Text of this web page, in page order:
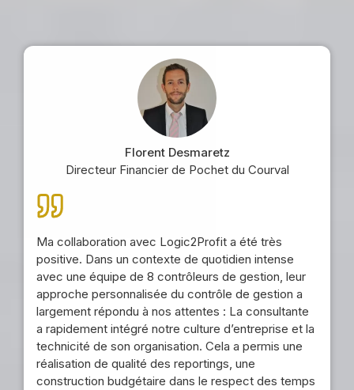
Florent Desmaretz
Directeur Financier de Pochet du Courval
Ma collaboration avec Logic2Profit a été très
positive. Dans un contexte de quotidien intense
avec une équipe de 8 contrôleurs de gestion, leur
approche personnalisée du contrôle de gestion a
largement répondu à nos attentes : La consultante
a rapidement intégré notre culture d’entreprise et la
technicité de son organisation. Cela a permis une
réalisation de qualité des reportings, une
construction budgétaire dans le respect des temps